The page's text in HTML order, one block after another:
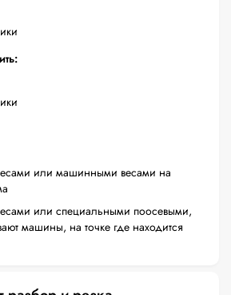
или машинными весами на
или специальными поосевыми,
машины, на точке где находится